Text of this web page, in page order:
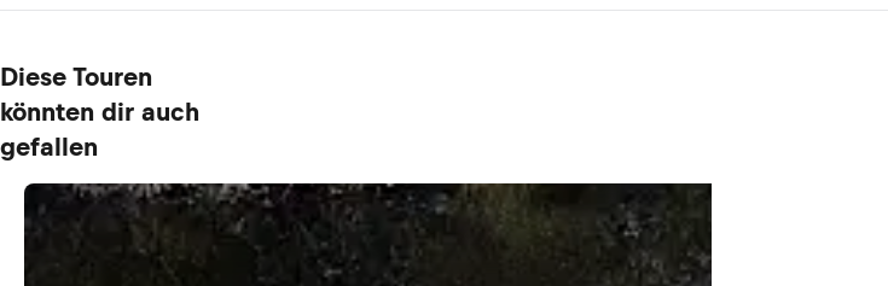
Diese Touren
könnten dir auch
gefallen